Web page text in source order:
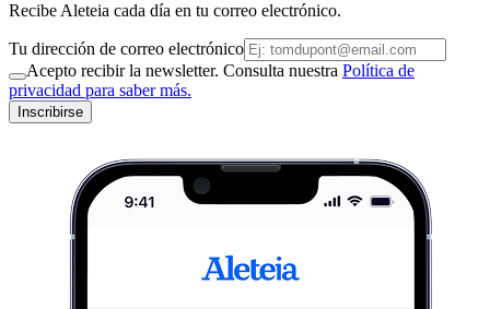
Recibe Aleteia cada día en tu correo electrónico.
Tu dirección de correo electrónico
Acepto recibir la newsletter. Consulta nuestra Política de
privacidad para saber más.
Inscribirse